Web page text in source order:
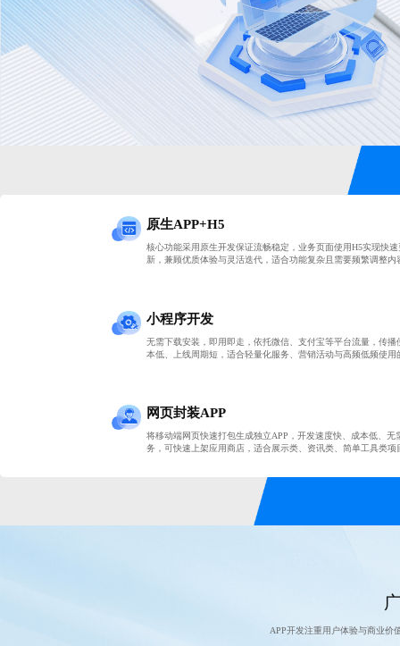
原生APP+H5
核心功能采用原生开发保证流畅稳定，业务页面使用H5实现快
新，兼顾优质体验与灵活迭代，适合功能复杂且需要频繁调整内
小程序开发
无需下载安装，即用即走，依托微信、支付宝等平台流量，传播
本低、上线周期短，适合轻量化服务、营销活动与高频低频使用
网页封装APP
将移动端网页快速打包生成独立APP，开发速度快、成本低、无
务，可快速上架应用商店，适合展示类、资讯类、简单工具类项
APP开发注重用户体验与商业价